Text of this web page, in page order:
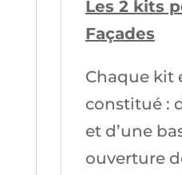
Les 2 kits
Façades
Chaque kit
constitué :
et d’une
ouverture